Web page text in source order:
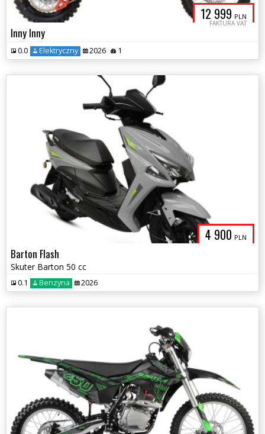
12 999 PLN
FAKTURA VAT
Inny Inny
0.0 Elektryczny 2026 1
4 900 PLN
Barton Flash
Skuter Barton 50 cc
0.1 Benzyna 2026